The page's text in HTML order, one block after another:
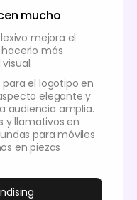
mucho
mejora el
más
el logotipo en
elegante y
audiencia amplia.
y llamativos en
para móviles
en piezas